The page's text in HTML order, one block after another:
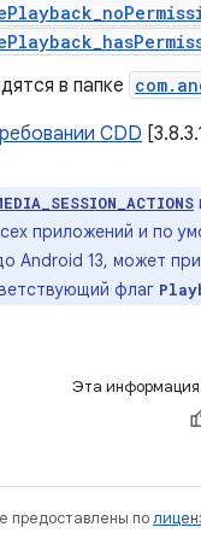
в папке
CDD
приложений и по
Android 13, может
флаг
Эта информация
предоставлены по